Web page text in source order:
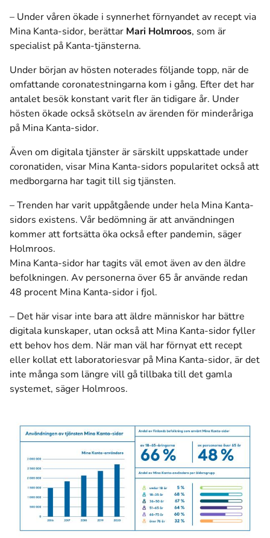
– Under våren ökade i synnerhet förnyandet av recept via
Mina Kanta-sidor, berättar Mari Holmroos, som är
specialist på Kanta-tjänsterna.
Under början av hösten noterades följande topp, när de
omfattande coronatestningarna kom i gång. Efter det har
antalet besök konstant varit fler än tidigare år. Under
hösten ökade också skötseln av ärenden för minderåriga
på Mina Kanta-sidor.
Även om digitala tjänster är särskilt uppskattade under
coronatiden, visar Mina Kanta-sidors popularitet också att
medborgarna har tagit till sig tjänsten.
– Trenden har varit uppåtgående under hela Mina Kanta-
sidors existens. Vår bedömning är att användningen
kommer att fortsätta öka också efter pandemin, säger
Holmroos.
Mina Kanta-sidor har tagits väl emot även av den äldre
befolkningen. Av personerna över 65 år använde redan
48 procent Mina Kanta-sidor i fjol.
– Det här visar inte bara att äldre människor har bättre
digitala kunskaper, utan också att Mina Kanta-sidor fyller
ett behov hos dem. När man väl har förnyat ett recept
eller kollat ett laboratoriesvar på Mina Kanta-sidor, är det
inte många som längre vill gå tillbaka till det gamla
systemet, säger Holmroos.